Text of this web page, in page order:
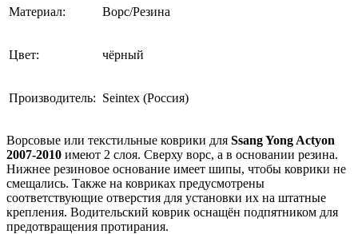
Материал: Ворс/Резина
Цвет: чёрный
Производитель: Seintex (Россия)
Ворсовые или текстильные коврики для Ssang Yong Actyon
2007-2010 имеют 2 слоя. Сверху ворс, а в основании резина.
Нижнее резиновое основание имеет шипы, чтобы коврики не
смещались. Также на ковриках предусмотрены
соответствующие отверстия для установки их на штатные
крепления. Водительский коврик оснащён подпятником для
предотвращения протирания.